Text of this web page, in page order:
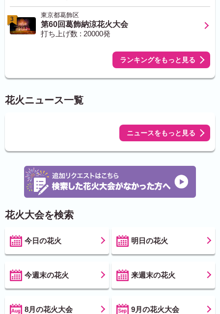
3
東京都葛飾区
第60回葛飾納涼花火大会
打ち上げ数 : 20000発
ランキングをもっと見る
花火ニュース一覧
ニュースをもっと見る
花火大会を検索
今日の花火 明日の花火
今週末の花火 来週末の花火
8月の花火大会 9月の花火大会